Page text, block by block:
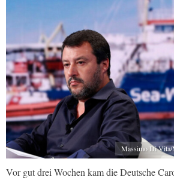
Massimo Di Vita/
Vor gut drei Wochen kam die Deutsche